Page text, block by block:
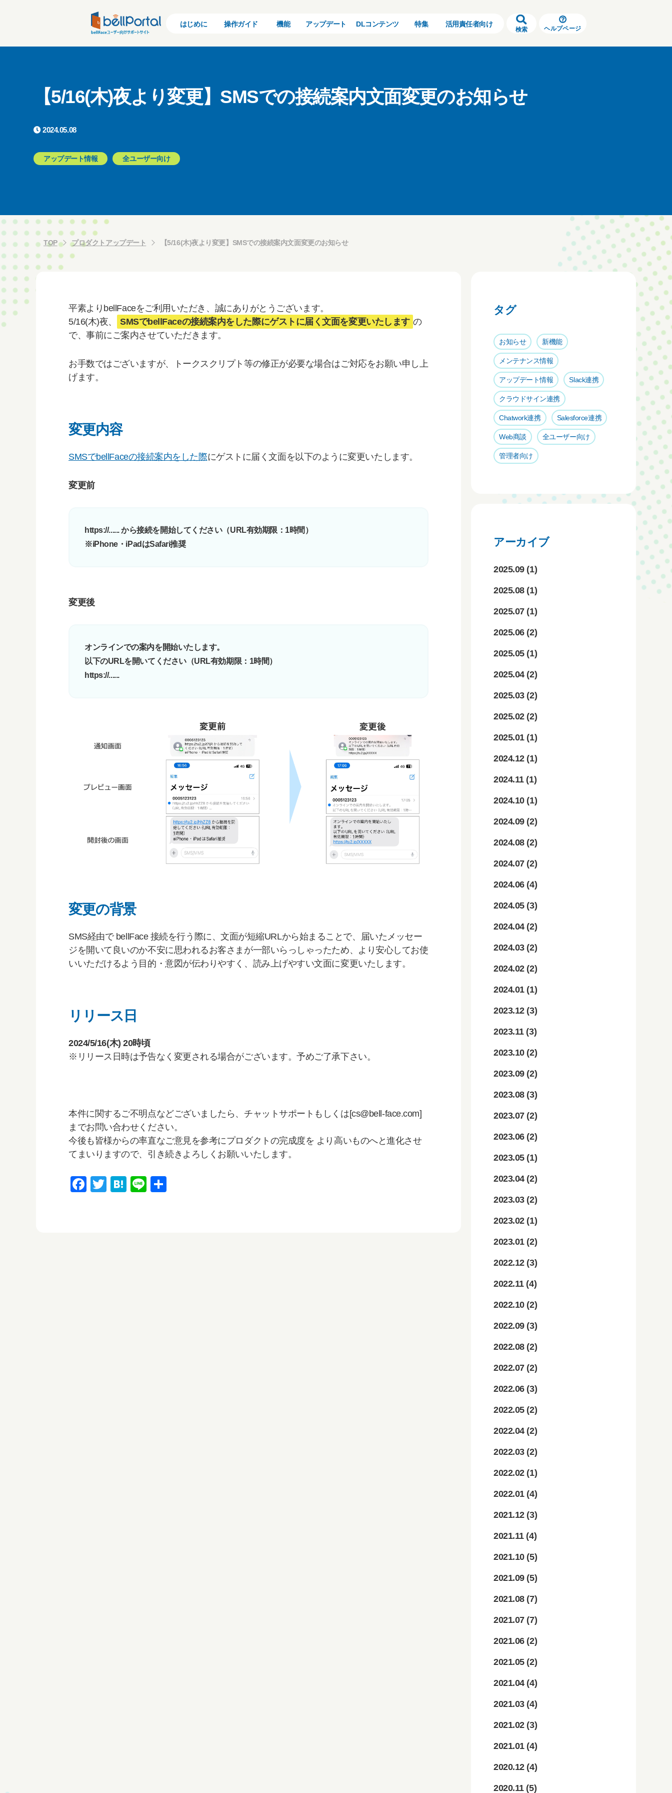
はじめに 操作ガイド 機能 アップデート DLコンテンツ 特集 活用責任者向け
検索 ヘルプページ
【5/16(木)夜より変更】SMSでの接続案内文面変更のお知らせ
2024.05.08
アップデート情報 全ユーザー向け
TOP プロダクトアップデート 【5/16(木)夜より変更】SMSでの接続案内文面変更のお知らせ
平素よりbellFaceをご利用いただき、誠にありがとうございます。
5/16(木)夜、
SMSでbellFaceの接続案内をした際にゲストに届く文面を変更いたします の
で、事前にご案内させていただきます。
お手数ではございますが、トークスクリプト等の修正が必要な場合はご対応をお願い申し上
げます。
変更内容
SMSでbellFaceの接続案内をした際にゲストに届く文面を以下のように変更いたします。
変更前
https://...... から接続を開始してください（URL有効期限：1時間）
※iPhone・iPadはSafari推奨
変更後
オンラインでの案内を開始いたします。
以下のURLを開いてください（URL有効期限：1時間）
https://......
変更の背景
SMS経由で bellFace 接続を行う際に、文面が短縮URLから始まることで、届いたメッセー
ジを開いて良いのか不安に思われるお客さまが一部いらっしゃったため、より安心してお使
いいただけるよう目的・意図が伝わりやすく、読み上げやすい文面に変更いたします。
リリース日
2024/5/16(木) 20時頃
※リリース日時は予告なく変更される場合がございます。予めご了承下さい。
本件に関するご不明点などございましたら、チャットサポートもしくは[cs@bell-face.com]
までお問い合わせください。
今後も皆様からの率直なご意見を参考にプロダクトの完成度を より高いものへと進化させ
てまいりますので、引き続きよろしくお願いいたします。
F
T
H
Li
タグ
お知らせ 新機能
メンテナンス情報
アップデート情報 Slack連携
クラウドサイン連携
Chatwork連携 Salesforce連携
Web商談 全ユーザー向け
管理者向け
アーカイブ
2025.09(1)
2025.08(1)
2025.07(1)
2025.06(2)
2025.05(1)
2025.04(2)
2025.03(2)
2025.02(2)
2025.01(1)
2024.12(1)
2024.11(1)
2024.10(1)
2024.09(2)
2024.08(2)
2024.07(2)
2024.06(4)
2024.05(3)
2024.04(2)
2024.03(2)
2024.02(2)
2024.01(1)
2023.12(3)
2023.11(3)
2023.10(2)
2023.09(2)
2023.08(3)
2023.07(2)
2023.06(2)
2023.05(1)
2023.04(2)
2023.03(2)
2023.02(1)
2023.01(2)
2022.12(3)
2022.11(4)
2022.10(2)
2022.09(3)
2022.08(2)
2022.07(2)
2022.06(3)
2022.05(2)
2022.04(2)
2022.03(2)
2022.02(1)
2022.01(4)
2021.12(3)
2021.11(4)
2021.10(5)
2021.09(5)
2021.08(7)
2021.07(7)
2021.06(2)
2021.05(2)
2021.04(4)
2021.03(4)
2021.02(3)
2021.01(4)
2020.12(4)
2020.11(5)